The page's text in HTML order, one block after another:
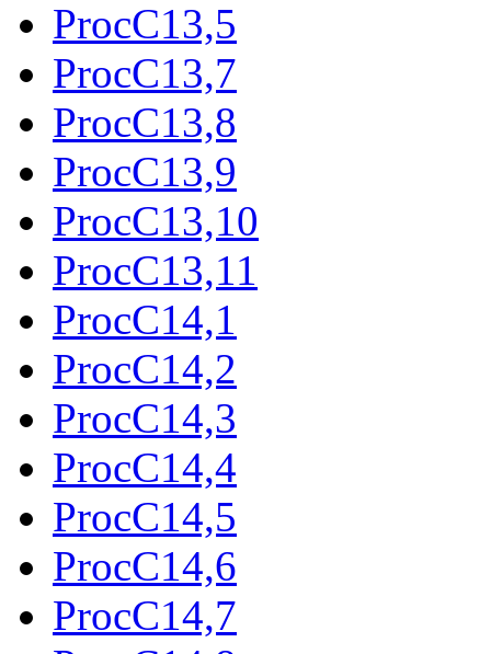
ProcC13,5
ProcC13,7
ProcC13,8
ProcC13,9
ProcC13,10
ProcC13,11
ProcC14,1
ProcC14,2
ProcC14,3
ProcC14,4
ProcC14,5
ProcC14,6
ProcC14,7